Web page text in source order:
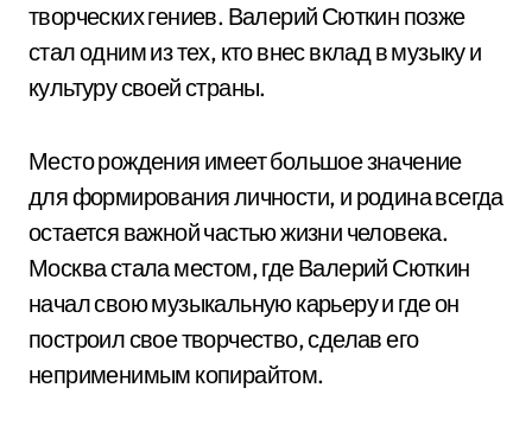
творческих гениев. Валерий Сюткин позже
стал одним из тех, кто внес вклад в музыку и
культуру своей страны.
Место рождения имеет большое значение
для формирования личности, и родина всегда
остается важной частью жизни человека.
Москва стала местом, где Валерий Сюткин
начал свою музыкальную карьеру и где он
построил свое творчество, сделав его
неприменимым копирайтом.